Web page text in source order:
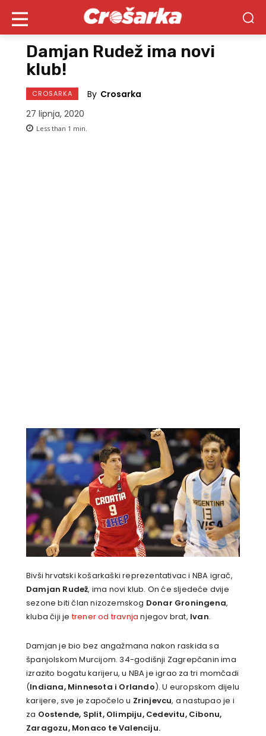
Damjan Rudež ima novi
klub!
CROSARKA By Crosarka
27 lipnja, 2020
Less than 1 min.
Bivši hrvatski košarkaški reprezentativac i NBA igrač,
Damjan Rudež, ima novi klub. On će sljedeće dvije
sezone biti član nizozemskog Donar Groningena,
kluba čiji jetrener od travnja njegov brat, Ivan.
Damjan je bio bez angažmana nakon raskida sa
španjolskom Murcijom. 34-godišnji Zagrepčanin ima
izrazito bogatu karijeru, u NBA je igrao za tri momčadi
(Indiana, Minnesota i Orlando). U europskom dijelu
karijere, sve je započelo u Zrinjevcu, a nastupao je i
za Oostende, Split, Olimpiju, Cedevitu, Cibonu,
Zaragozu, Monaco te Valenciju.